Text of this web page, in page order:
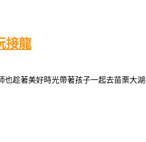
接龍
趁著美好時光帶著孩子一起去苗栗大